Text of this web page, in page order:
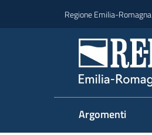
Regione Emilia-Romagna
Argomenti